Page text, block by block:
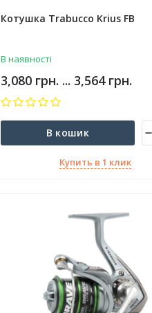
Котушка Trabucco Krius FB
В наявності
3,080 грн. ... 3,564 грн.
В кошик
Купить в 1 клик